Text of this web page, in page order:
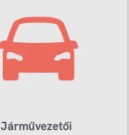
Járművezetői